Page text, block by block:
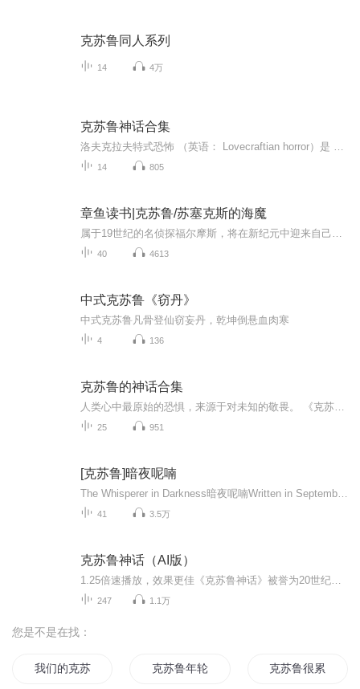
克苏鲁同人系列
14 4万
克苏鲁神话合集
14 805
章鱼读书|克苏鲁/苏塞克斯的海魔
40 4613
中式克苏鲁《窃丹》
中式克苏鲁凡骨登仙窃妄丹，乾坤倒悬血肉寒
4 136
克苏鲁的神话合集
25 951
[克苏鲁]暗夜呢喃
41 3.5万
克苏鲁神话（AI版）
247 1.1万
您是不是在找：
我们的克苏鲁 克苏鲁年轮 克苏鲁很累了